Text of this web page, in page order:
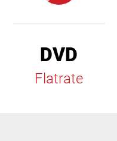
DVD
Flatrate